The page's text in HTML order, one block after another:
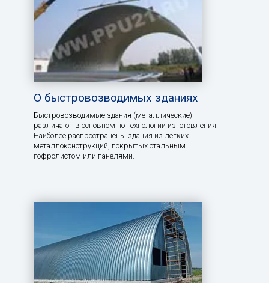
О быстровозводимых зданиях
Быстровозводимые здания (металлические)
различают в основном по технологии изготовления.
Наиболее распространены здания из легких
металлоконструкций, покрытых стальным
гофролистом или панелями.